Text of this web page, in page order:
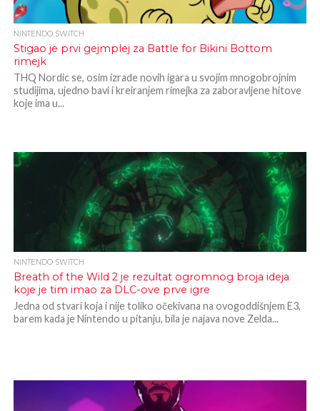
NINTENDO SWITCH
Stigao je prvi gejmplej za Battle for Bikini Bottom
rimejk
THQ Nordic se, osim izrade novih igara u svojim mnogobrojnim
studijima, ujedno bavi i kreiranjem rimejka za zaboravljene hitove
koje ima u...
NINTENDO SWITCH
Breath of the Wild 2 je rezultat ogromnog broja ideja
koje je tim imao za DLC-ove prve igre
Jedna od stvari koja i nije toliko očekivana na ovogoddišnjem E3,
barem kada je Nintendo u pitanju, bila je najava nove Zelda...